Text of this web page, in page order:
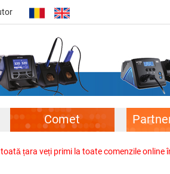
Comet
țara veți primi la toate comenzile online